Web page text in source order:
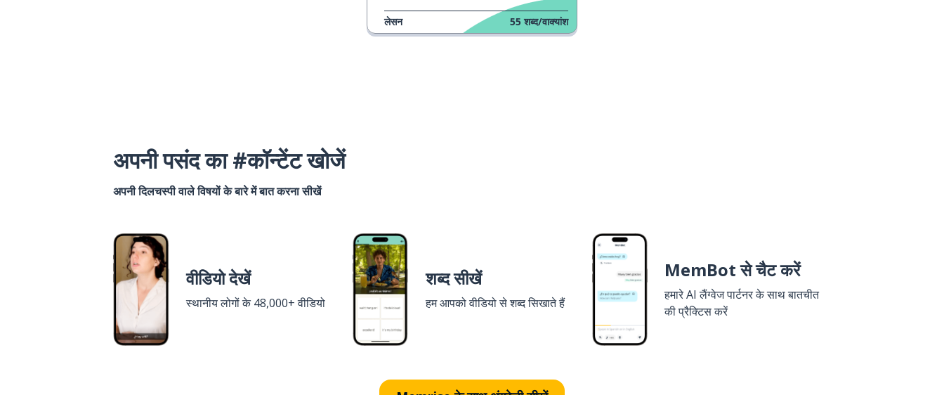
लेसन 55 शब्द/वाक्यांश
अपनी पसंद का #कॉन्टेंट खोजें
अपनी दिलचस्पी वाले विषयों के बारे में बात करना सीखें
वीडियो देखें
स्थानीय लोगों के 48,000+ वीडियो
शब्द सीखें
हम आपको वीडियो से शब्द सिखाते हैं
MemBot से चैट करें
हमारे AI लैंग्वेज पार्टनर के साथ बातचीत
की प्रैक्टिस करें